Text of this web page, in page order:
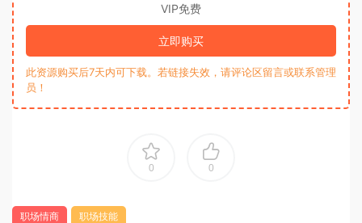
VIP免费
立即购买
此资源购买后7天内可下载。若链接失效，请评论区留言或联系管理
员！
0 0
职场情商 职场技能